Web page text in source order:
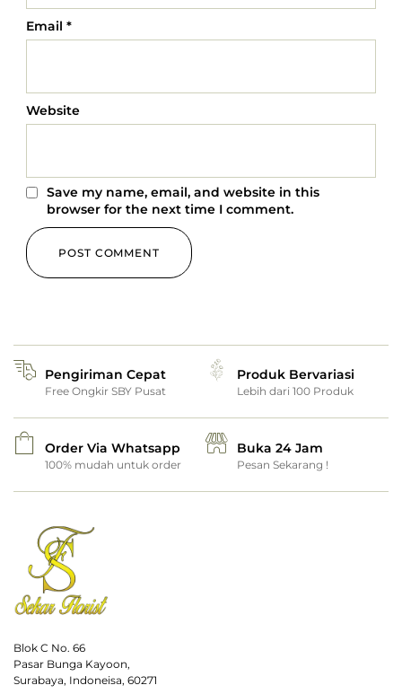
Email *
Website
Save my name, email, and website in this
browser for the next time I comment.
Pengiriman Cepat
Free Ongkir SBY Pusat
Produk Bervariasi
Lebih dari 100 Produk
Order Via Whatsapp
100% mudah untuk order
Buka 24 Jam
Pesan Sekarang !
Blok C No. 66
Pasar Bunga Kayoon,
Surabaya, Indoneisa, 60271